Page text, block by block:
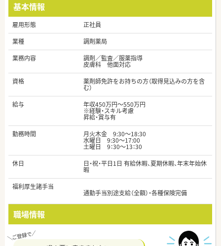
基本情報
雇用形態
正社員
業種
調剤薬局
業務内容
調剤／監査／服薬指導
皮膚科 他面対応
資格
薬剤師免許をお持ちの方（取得見込みの方を含
む）
給与
年収450万円～550万円
※経験・スキル考慮
昇給・賞与有
勤務時間
月火木金 9:30～18:30
水曜日 9:30～17:00
土曜日 9：30～13：30
休日
日・祝・平日1日 有給休暇、夏期休暇、年末年始休
暇
福利厚生諸手当
通勤手当別途支給（全額）・各種保険完備
職場情報